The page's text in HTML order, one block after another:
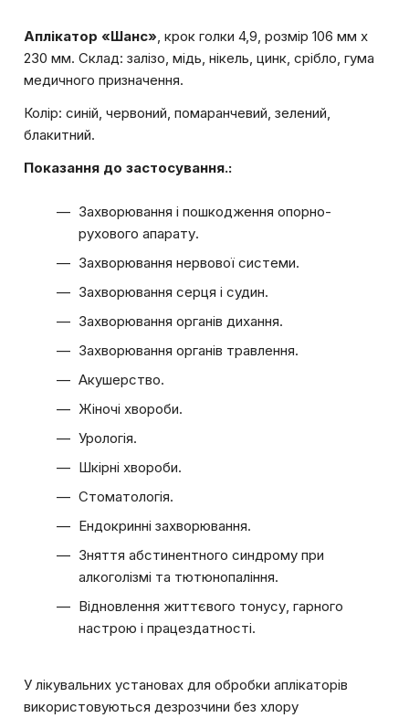
Аплікатор «Шанс», крок голки 4,9, розмір 106 мм х
230 мм. Склад: залізо, мідь, нікель, цинк, срібло, гума
медичного призначення.
Колір: синій, червоний, помаранчевий, зелений,
блакитний.
Показання до застосування.:
Захворювання і пошкодження опорно-
рухового апарату.
Захворювання нервової системи.
Захворювання серця і судин.
Захворювання органів дихання.
Захворювання органів травлення.
Акушерство.
Жіночі хвороби.
Урологія.
Шкірні хвороби.
Стоматологія.
Ендокринні захворювання.
Зняття абстинентного синдрому при
алкоголізмі та тютюнопаління.
Відновлення життєвого тонусу, гарного
настрою і працездатності.
У лікувальних установах для обробки аплікаторів
використовуються дезрозчини без хлору